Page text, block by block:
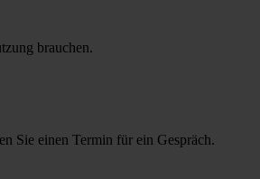
brauchen.
Sie einen Termin für ein Gespräch.